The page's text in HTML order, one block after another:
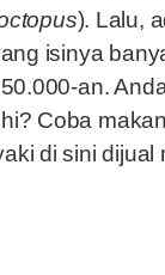
). Lalu,
isinya
an.
Coba
di sini dijual